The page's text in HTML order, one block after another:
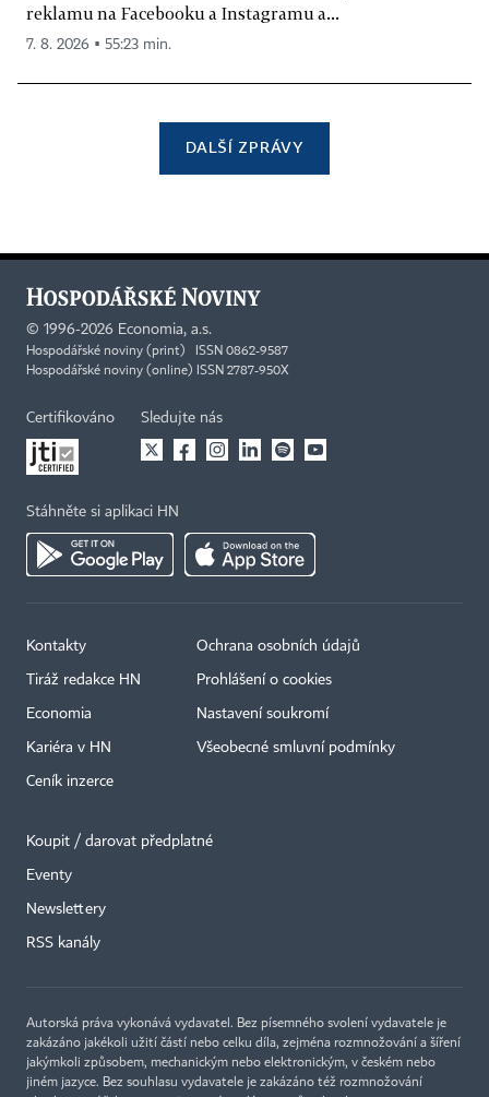
reklamu na Facebooku a Instagramu a...
7. 8. 2026 ▪ 55:23 min.
DALŠÍ ZPRÁVY
© 1996-2026 Economia, a.s.
Hospodářské noviny (print) ISSN 0862-9587
Hospodářské noviny (online) ISSN 2787-950X
Certifikováno Sledujte nás
Stáhněte si aplikaci HN
Kontakty
Tiráž redakce HN
Economia
Kariéra v HN
Ceník inzerce
Ochrana osobních údajů
Prohlášení o cookies
Nastavení soukromí
Všeobecné smluvní podmínky
Koupit / darovat předplatné
Eventy
Newslettery
RSS kanály
Autorská práva vykonává vydavatel. Bez písemného svolení vydavatele je
zakázáno jakékoli užití částí nebo celku díla, zejména rozmnožování a šíření
jakýmkoli způsobem, mechanickým nebo elektronickým, v českém nebo
jiném jazyce. Bez souhlasu vydavatele je zakázáno též rozmnožování